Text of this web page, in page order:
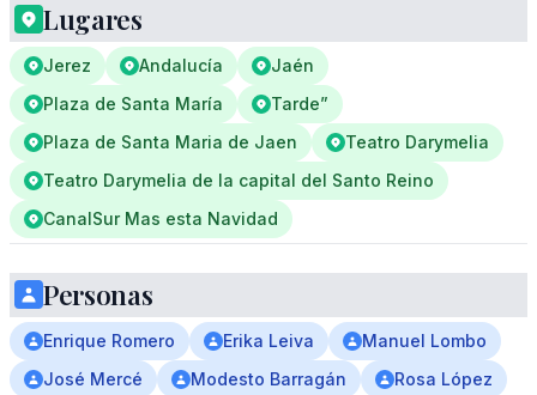
Lugares
Jerez Andalucía
Jaén
Plaza de Santa María
Tarde”
Plaza de Santa Maria de Jaen
Teatro Darymelia
Teatro Darymelia de la capital del Santo Reino
CanalSur Mas esta Navidad
Personas
Enrique Romero Erika Leiva
Manuel Lombo
José Mercé
Modesto Barragán
Rosa López